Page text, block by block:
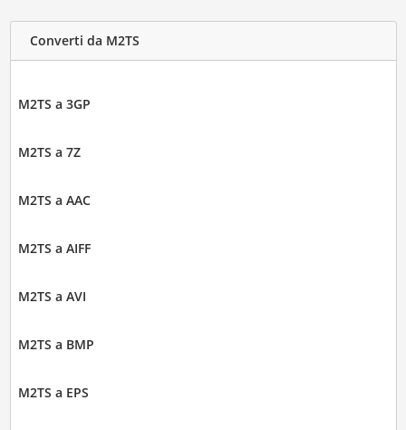
Converti da M2TS
M2TS a 3GP
M2TS a 7Z
M2TS a AAC
M2TS a AIFF
M2TS a AVI
M2TS a BMP
M2TS a EPS